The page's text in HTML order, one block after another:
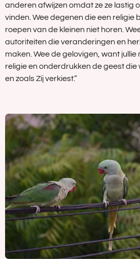
anderen afwijzen omdat ze ze lastig
vinden. Wee degenen die een religie
roepen van de kleinen niet horen.
autoriteiten die veranderingen en
maken. Wee de gelovigen, want
religie en onderdrukken de geest die
en zoals Zij verkiest.”